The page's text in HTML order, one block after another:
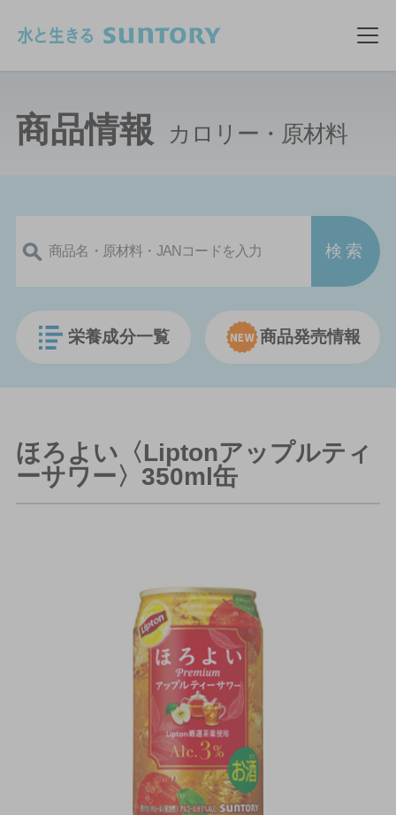
メ
商品情報 カロリー・原材料
栄養成分一覧 商品発売情報
ほろよい〈Liptonアップルティ
ーサワー〉350ml缶